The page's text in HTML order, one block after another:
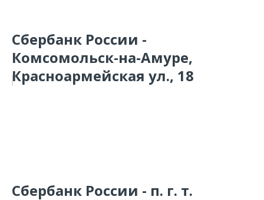
Сбербанк России -
Комсомольск-на-Амуре,
Красноармейская ул., 18
Сбербанк России - п. г. т.